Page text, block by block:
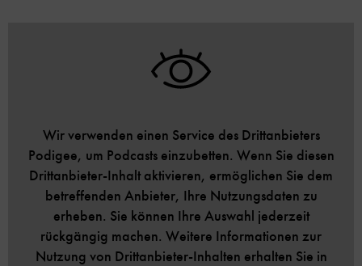
Wir verwenden einen Service des Drittanbieters
Podigee, um Podcasts einzubetten. Wenn Sie diesen
Drittanbieter-Inhalt aktivieren, ermöglichen Sie dem
betreffenden Anbieter, Ihre Nutzungsdaten zu
erheben. Sie können Ihre Auswahl jederzeit
rückgängig machen. Weitere Informationen zur
Nutzung von Drittanbieter-Inhalten erhalten Sie in